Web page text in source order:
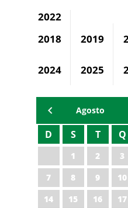
2022
2018
2019
2024 2025
Agosto
D S T Q
1 2 3
7
8 9 10
14
15 16 17